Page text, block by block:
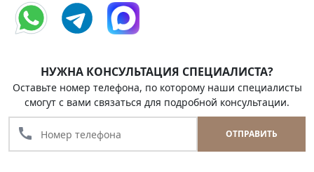
НУЖНА КОНСУЛЬТАЦИЯ СПЕЦИАЛИСТА?
Оставьте номер телефона, по которому наши специалисты
смогут с вами связаться для подробной консультации.
call ОТПРАВИТЬ